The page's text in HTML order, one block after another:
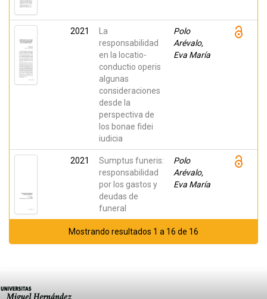
2021
La
responsabilidad
en la locatio-
conductio operis
algunas
consideraciones
desde la
perspectiva de
los bonae fidei
iudicia
Polo
Arévalo,
Eva María
2021
Sumptus funeris:
responsabilidad
por los gastos y
deudas de
funeral
Polo
Arévalo,
Eva María
Mostrando resultados 1 a 16 de 16